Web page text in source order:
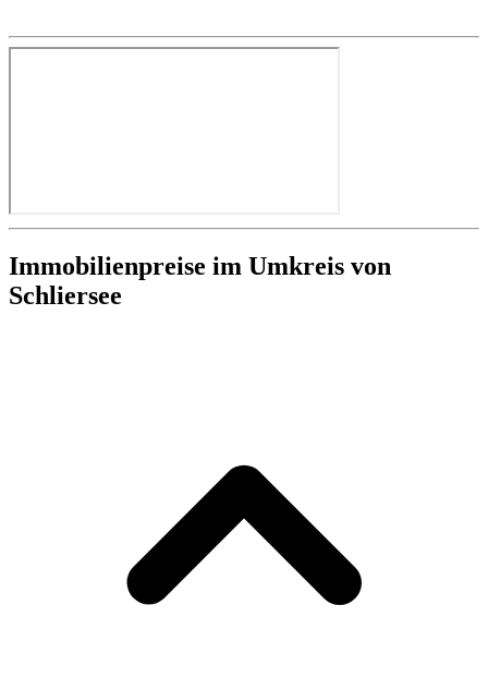
Immobilienpreise im Umkreis von
Schliersee